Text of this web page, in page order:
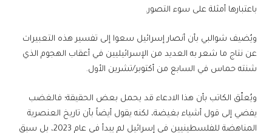
باعتبارها أمثلة على سوء التصور.
ويُضيف شوالبي بأن أنصار إسرائيل سعوا إلى تفسير هذه التعبيرات
عن نتاج ما شعر به العديد من الإسرائيليين في أعقاب الهجوم الذي
شنته حماس في السابع من أكتوبر/تشرين الأول.
ويُعلّق الكاتب بأن هذا الادعاء قد يحمل بعض الحقيقة؛ فالغضب
يفضي إلى قول أشياء بغيضة، لكنه يقول أيضاً بأن تاريخ العنصرية
المناهضة للفلسطينيين في إسرائيل لم يبدأ في عام 2023، بل سبق